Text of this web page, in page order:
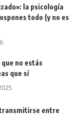
la psicología
todo (y no es
no estás
que sí
entre